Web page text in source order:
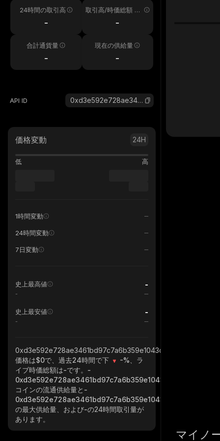
24時間の取引高
-
取引高/時価総額 24
-
合計通貨量
-
現在の供給量
-
API ID 0xd3e592e728ae3461bd97c7a6b359e1043dd83ba3_base
価格変動 24H
低 高
1時間変動
24時間変動
7日変動
史上最高値 -
-
史上最安値 -
-
0xd3e592e728ae3461bd97c7a6b359e1043dd83ba3_base
価格は$0で、過去24時間で下
-% 、ラ
イブ時価総額は-です。 -
0xd3e592e728ae3461bd97c7a6b359e1043dd83ba3_base
コインの流通供給量と -
0xd3e592e728ae3461bd97c7a6b359e1043dd83ba3_base
の最大供給量、および-の24時間取引量が
あります。
マイノ